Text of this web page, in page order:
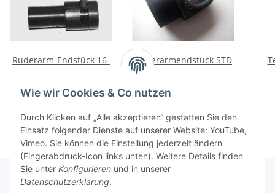
Ruderarm-Endstück 16-
35,00 €
Ruderarmendstück STD
Wie wir Cookies & Co nutzen
Durch Klicken auf „Alle akzeptieren“ gestatten Sie den
Einsatz folgender Dienste auf unserer Website: YouTube,
Vimeo. Sie können die Einstellung jederzeit ändern
(Fingerabdruck-Icon links unten). Weitere Details finden
Sie unter Konfigurieren und in unserer
Datenschutzerklärung.